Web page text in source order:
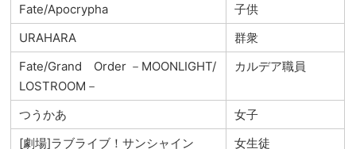
Fate/Apocrypha
子供
URAHARA
群衆
Fate/Grand Order －MOONLIGHT/
LOSTROOM－
カルデア職員
つうかあ
女子
[劇場]ラブライブ！サンシャイン
女生徒